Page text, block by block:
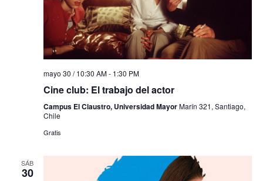
mayo 30 / 10:30 AM- 1:30 PM
Cine club: El trabajo del actor
Campus El Claustro, Universidad MayorMarín 321, Santiago,
Chile
Gratis
SÁB
30